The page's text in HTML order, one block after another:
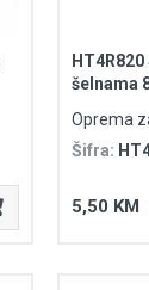
šelnama
Oprema
Šifra:
5,50 KM